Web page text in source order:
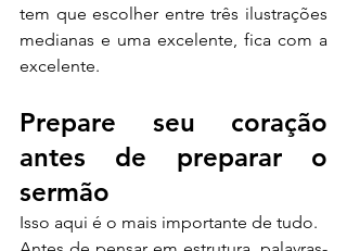
tem que escolher entre três ilustrações
medianas e uma excelente, fica com a
excelente.
Prepare seu coração
antes de preparar o
sermão
Isso aqui é o mais importante de tudo.